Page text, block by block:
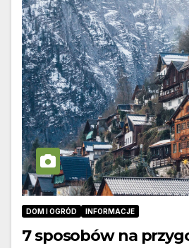
DOM I OGRÓD INFORMACJE
7 sposobów na